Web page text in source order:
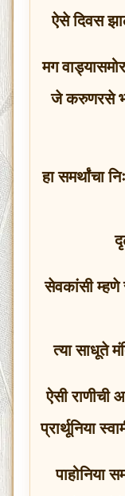
ऐसे दिवस
मग
जे करुणरसे
हा समर्थांचा
सेवकांसी म्हणे
त्या साधूते
ऐसी राणीची
प्रार्थूनिया
पाहोनिया